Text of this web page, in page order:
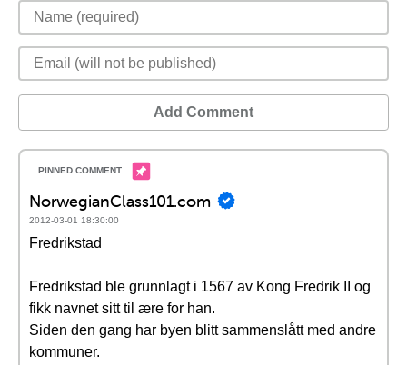
Add Comment
NorwegianClass101.com
2012-03-01 18:30:00
Fredrikstad
Fredrikstad ble grunnlagt i 1567 av Kong Fredrik II og
fikk navnet sitt til ære for han.
Siden den gang har byen blitt sammenslått med andre
kommuner.